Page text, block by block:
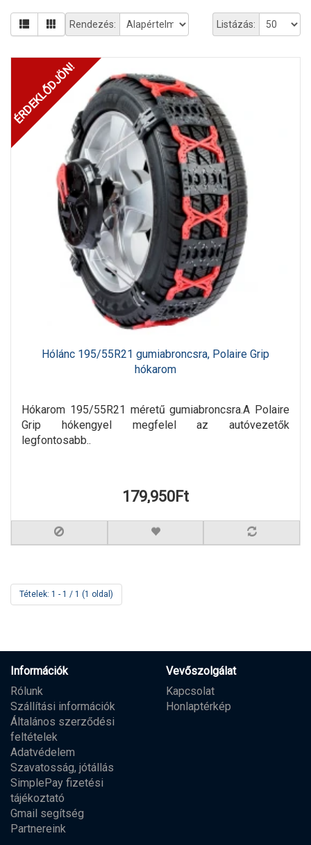
Listázás:
Rendezés:
ÉRDEKLŐDJÖN!
Hólánc 195/55R21 gumiabroncsra, Polaire Grip
hókarom
Hókarom 195/55R21 méretű gumiabroncsra.A Polaire
Grip hókengyel megfelel az autóvezetők
legfontosabb..
179,950Ft
Tételek: 1 - 1 / 1 (1 oldal)
Információk
Rólunk
Szállítási információk
Általános szerződési
feltételek
Adatvédelem
Szavatosság, jótállás
SimplePay fizetési
tájékoztató
Gmail segítség
Partnereink
Vevőszolgálat
Kapcsolat
Honlaptérkép